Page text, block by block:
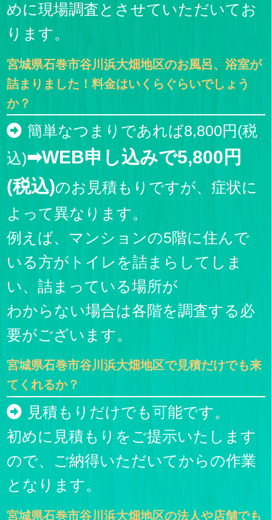
めに現場調査とさせていただいてお
ります。
宮城県石巻市谷川浜大畑地区のお風呂、浴室が
詰まりました！料金はいくらぐらいでしょう
か？
簡単なつまりであれば8,800円(税
込)➡WEB申し込みで5,800円
(税込)のお見積もりですが、症状に
よって異なります。
例えば、マンションの5階に住んで
いる方がトイレを詰まらしてしま
い、詰まっている場所が
わからない場合は各階を調査する必
要がございます。
宮城県石巻市谷川浜大畑地区で見積だけでも来
てくれるか？
見積もりだけでも可能です。
初めに見積もりをご提示いたします
ので、ご納得いただいてからの作業
となります。
宮城県石巻市谷川浜大畑地区の法人や店舗でも